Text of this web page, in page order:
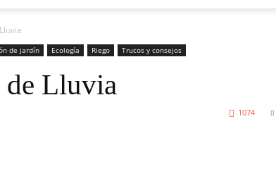
de jardín Ecología Riego Trucos y consejos
de Lluvia
1074